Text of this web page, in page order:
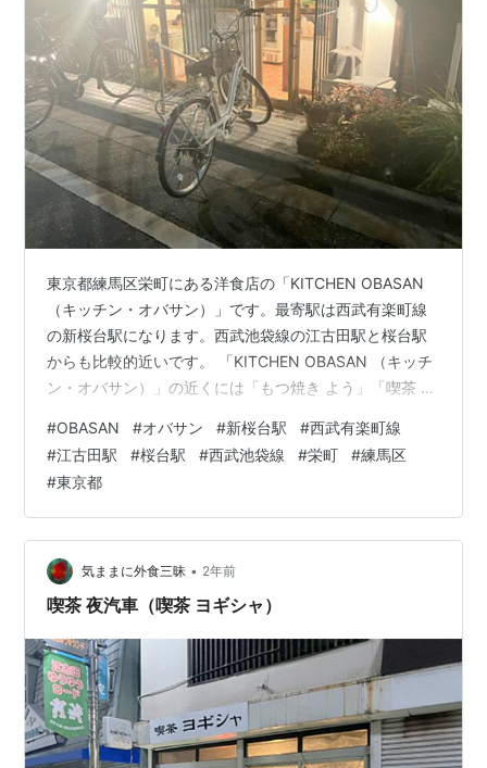
東京都練馬区栄町にある洋食店の「KITCHEN OBASAN
（キッチン・オバサン）」です。最寄駅は西武有楽町線
の新桜台駅になります。西武池袋線の江古田駅と桜台駅
からも比較的近いです。 「KITCHEN OBASAN （キッチ
ン・オバサン）」の近くには「もつ焼き よう」「喫茶 夜
morigen1.hatenablog.com morigen1.hatenablog.com
「KITCHEN OBASAN （キッチン・オバサン）」へは夕
食の時間帯に行きました。 新桜台駅近くのお店をインタ
ーネットで探していると見つかったのが「KITCHEN
OBASAN （キ…
#OBASAN #オバサン #新桜台駅 #西武有楽町線
#江古田駅 #桜台駅 #西武池袋線 #栄町 #練馬区
#東京都
気ままに外食三昧 • 2年前
喫茶 夜汽車（喫茶 ヨギシャ）